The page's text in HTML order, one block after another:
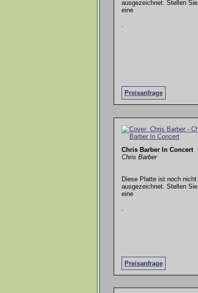
ausgezeichnet. Stellen Sie
eine
Preisanfrage
Chris Barber In Concert
Chris Barber
Diese Platte ist noch nicht
ausgezeichnet. Stellen Sie
eine
Preisanfrage
.